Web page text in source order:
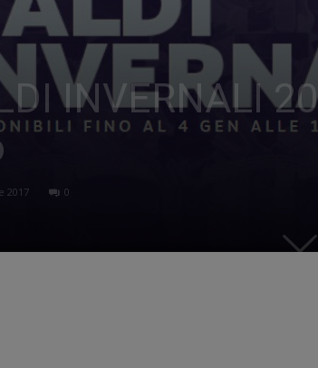
INVERNALI
2017 0